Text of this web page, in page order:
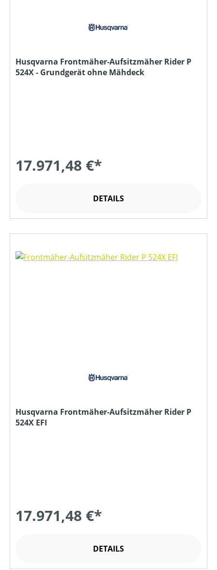
Husqvarna Frontmäher-Aufsitzmäher Rider P
524X - Grundgerät ohne Mähdeck
17.971,48 €*
DETAILS
Husqvarna Frontmäher-Aufsitzmäher Rider P
524X EFI
17.971,48 €*
DETAILS